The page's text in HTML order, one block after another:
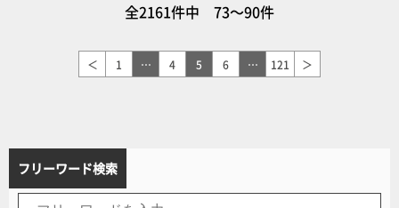
全2161件中 73～90件
＜ 1 … 4 5 6 … 121 ＞
フリーワード検索